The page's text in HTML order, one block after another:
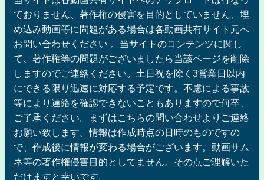
ておりません、著作権の侵害を目的としていません、埋
め込み動画等に問題がある場合は各動画共有サイト元へ
お問い合わせください 。当サイトのコンテンツに関し
て、著作権等の問題がございましたら当該ページを削除
しますのでご連絡ください。土日祝を除く3営業日以内
にできる限り迅速に対応する予定です。不慮による事故
等により連絡を確認できないこともありますので何卒、
ご了承ください。まずはこちらの問い合わせよりご連絡
お願い致します。情報は作成時点の日時のものですの
で、作成後に情報が変わる場合がございます。動画サム
ネ等の著作権侵害目的としてません。その点ご理解いた
だけますと幸いです。